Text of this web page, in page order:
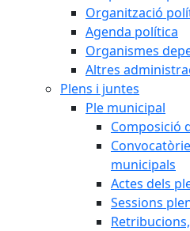
Organització
Agenda política
Organismes
Altres
Plens i juntes
Ple municipal
Composició
municipals
Actes dels
Sessions